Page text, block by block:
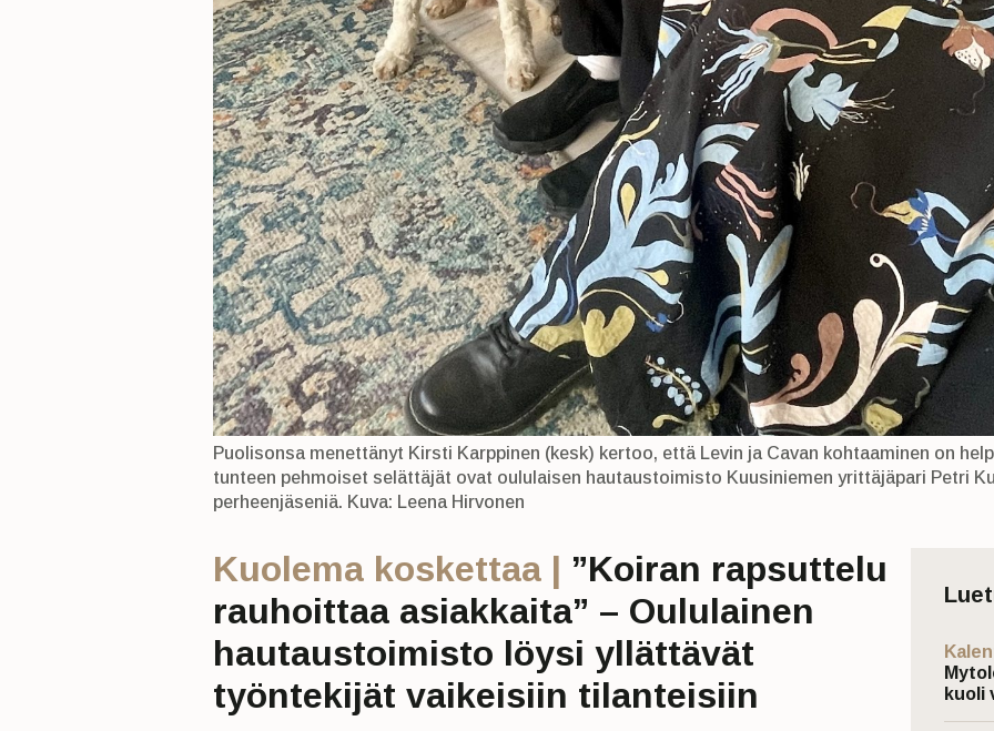
Puolisonsa menettänyt Kirsti Karppinen (kesk) kertoo, että Levin ja Cavan kohtaaminen on
tunteen pehmoiset selättäjät ovat oululaisen hautaustoimisto Kuusiniemen yrittäjäpari Petri
perheenjäseniä. Kuva: Leena Hirvonen
Kuolema koskettaa | ”Koiran rapsuttelu
rauhoittaa asiakkaita” – Oululainen
hautaustoimisto löysi yllättävät
työntekijät vaikeisiin tilanteisiin
kuoli